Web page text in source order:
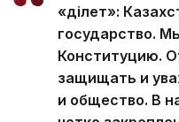
«Әділет»:
государство.
Конституцию.
защищать и
и общество. В